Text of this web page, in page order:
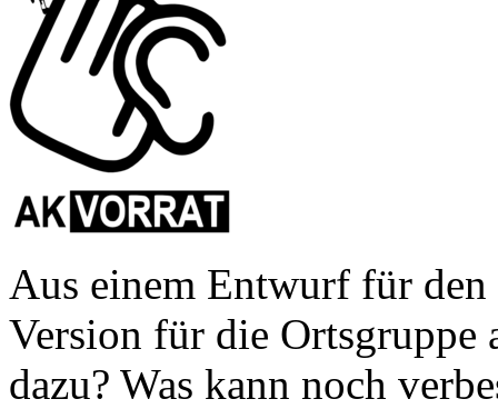
Aus einem Entwurf für den
Version für die Ortsgruppe
dazu? Was kann noch